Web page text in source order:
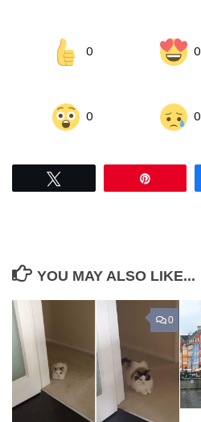
0 0
0 0
YOU MAY ALSO LIKE...
0